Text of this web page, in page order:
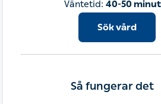
Sök vård
Så fungerar det